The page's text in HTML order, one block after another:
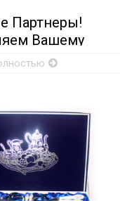
Партнеры!
Вашему
коллекцию